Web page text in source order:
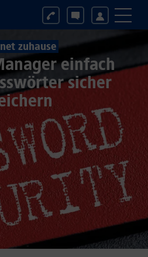
zuhause
einfach
sicher